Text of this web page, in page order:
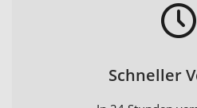
Schneller